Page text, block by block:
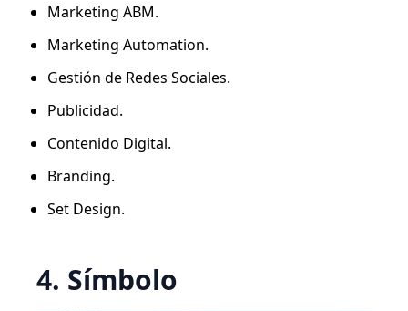
Marketing ABM.
Marketing Automation.
Gestión de Redes Sociales.
Publicidad.
Contenido Digital.
Branding.
Set Design.
4. Símbolo